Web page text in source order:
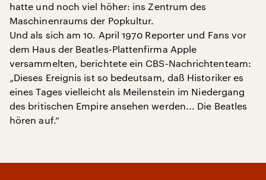
hatte und noch viel höher: ins Zentrum des
Maschinenraums der Popkultur.
Und als sich am 10. April 1970 Reporter und Fans vor
dem Haus der Beatles-Plattenfirma Apple
versammelten, berichtete ein CBS-Nachrichtenteam:
„Dieses Ereignis ist so bedeutsam, daß Historiker es
eines Tages vielleicht als Meilenstein im Niedergang
des britischen Empire ansehen werden... Die Beatles
hören auf.“